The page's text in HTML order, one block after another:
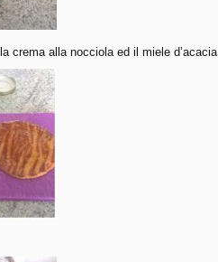
crema alla nocciola ed il miele d’acacia.